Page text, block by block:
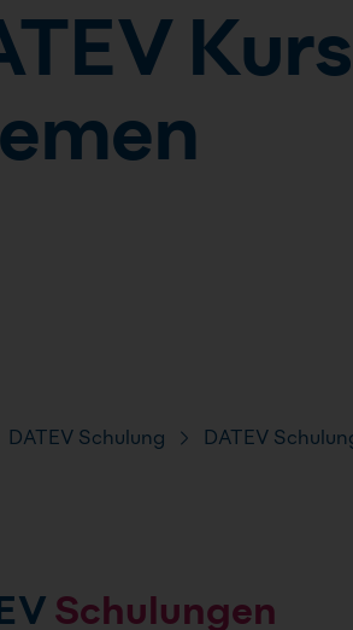
DATEV Schulung DATEV
Schulungen